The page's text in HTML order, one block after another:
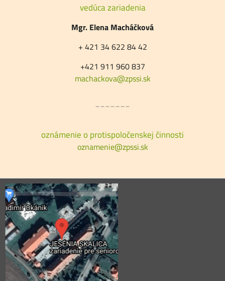
vedúca zariadenia
Mgr. Elena Macháčková
+ 421 34 622 84 42
+421 911 960 837
machackova@zpssi.sk
oznámenie o protispoločenskej činnosti
oznamenie@zpssi.sk
Externý obsah je
blokovaný Voľbami
súkromia
Prajete si načítať externý
obsah?